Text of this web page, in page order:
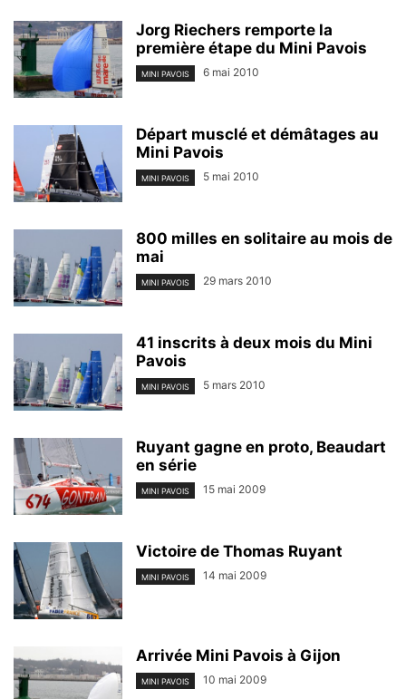
Jorg Riechers remporte la
première étape du Mini Pavois
MINI PAVOIS 6 mai 2010
Départ musclé et démâtages au
Mini Pavois
MINI PAVOIS 5 mai 2010
800 milles en solitaire au mois de
mai
MINI PAVOIS 29 mars 2010
41 inscrits à deux mois du Mini
Pavois
MINI PAVOIS 5 mars 2010
Ruyant gagne en proto, Beaudart
en série
MINI PAVOIS 15 mai 2009
Victoire de Thomas Ruyant
MINI PAVOIS 14 mai 2009
Arrivée Mini Pavois à Gijon
MINI PAVOIS 10 mai 2009